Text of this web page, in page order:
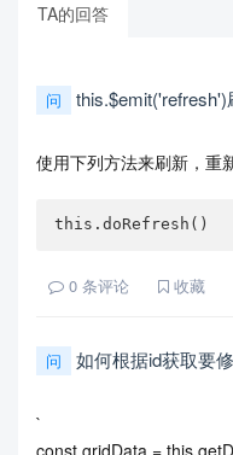
TA的回答
问
使用下列方法来刷新，重
this.doRefresh()
0 条评论 收藏
问 如何根据id获取要
`
const gridData =